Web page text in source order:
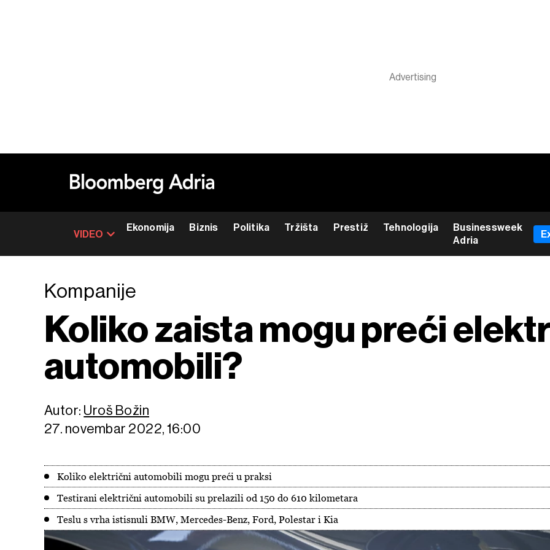
VIDEO
Ekonomija Biznis Politika Tržišta Prestiž Tehnologija
Businessweek
Adria
Kompanije
Koliko zaista mogu preći
automobili?
Autor: Uroš Božin
27. novembar 2022, 16:00
Koliko električni automobili mogu preći u praksi
Testirani električni automobili su prelazili od 150 do 610 kilometara
Teslu s vrha istisnuli BMW, Mercedes-Benz, Ford, Polestar i Kia